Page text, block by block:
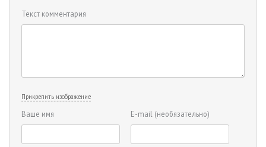
Текст комментария
Прикрепить изображение
Ваше имя E-mail (необязательно)